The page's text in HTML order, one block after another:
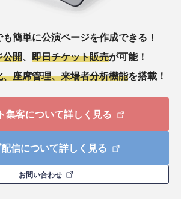
も簡単に公演ページを作成できる！
公開
即日チケット販売が可能！
座席管理、来場者分析機能を搭載！
集客について詳しく見る
信について詳しく見る
お問い合わせ